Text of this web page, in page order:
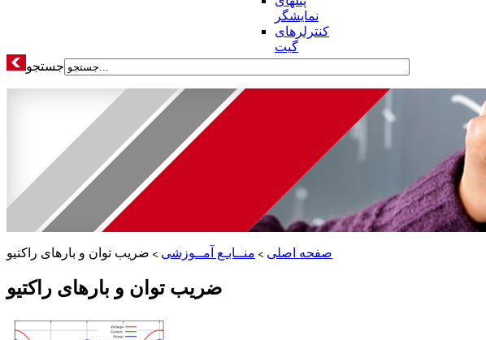
نمایشگر
کنترلرهای
گیت
جستجو
صفحه اصلی منــابـع آمــوزشی ضریب توان و بارهای راکتیو
ضریب توان و بارهای راکتیو